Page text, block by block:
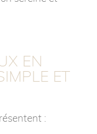
EN
ET
: